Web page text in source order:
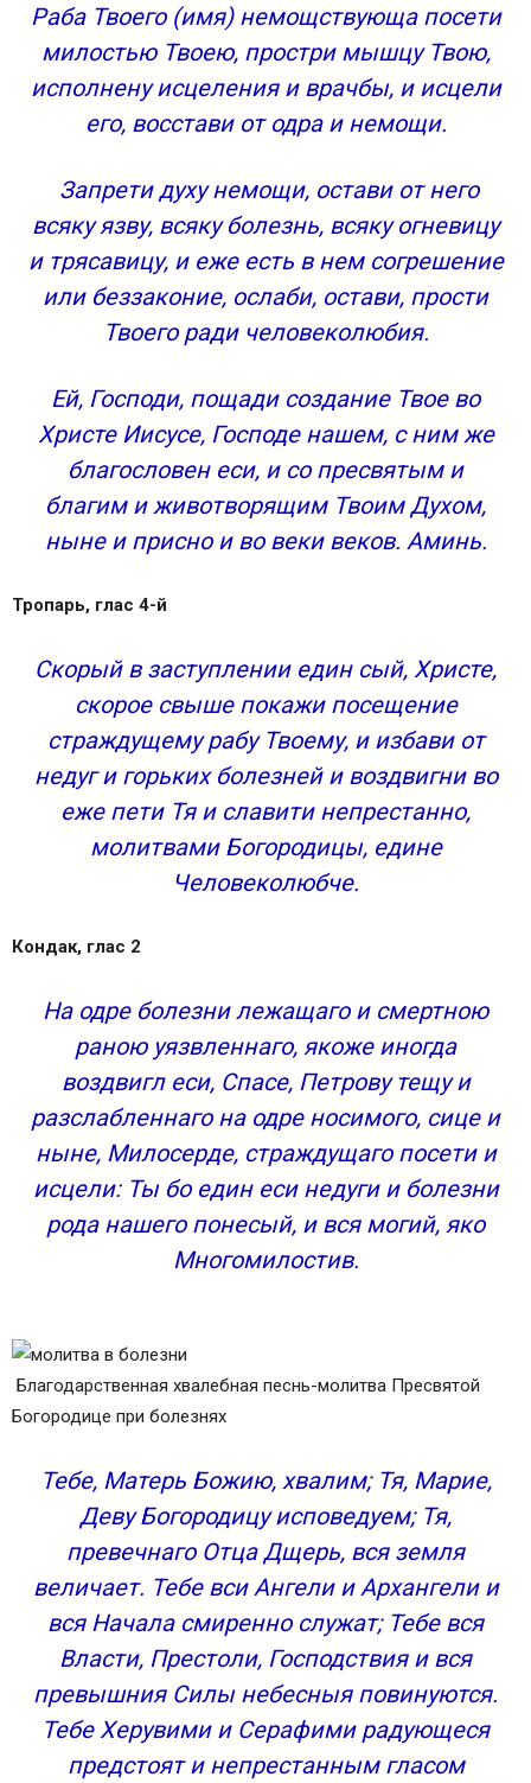
Раба Твоего (имя) немощствующа посети
милостью Твоею, простри мышцу Твою,
исполнену исцеления и врачбы, и исцели
его, восстави от одра и немощи.
Запрети духу немощи, остави от него
всяку язву, всяку болезнь, всяку огневицу
и трясавицу, и еже есть в нем согрешение
или беззаконие, ослаби, остави, прости
Твоего ради человеколюбия.
Ей, Господи, пощади создание Твое во
Христе Иисусе, Господе нашем, с ним же
благословен еси, и со пресвятым и
благим и животворящим Твоим Духом,
ныне и присно и во веки веков. Аминь.
Тропарь, глас 4-й
Скорый в заступлении един сый, Христе,
скорое свыше покажи посещение
страждущему рабу Твоему, и избави от
недуг и горьких болезней и воздвигни во
еже пети Тя и славити непрестанно,
молитвами Богородицы, едине
Человеколюбче.
Кондак, глас 2
На одре болезни лежащаго и смертною
раною уязвленнаго, якоже иногда
воздвигл еси, Спасе, Петрову тещу и
разслабленнаго на одре носимого, сице и
ныне, Милосерде, страждущаго посети и
исцели: Ты бо един еси недуги и болезни
рода нашего понесый, и вся могий, яко
Многомилостив.
Благодарственная хвалебная песнь-молитва Пресвятой
Богородице при болезнях
Тебе, Матерь Божию, хвалим; Тя, Марие,
Деву Богородицу исповедуем; Тя,
превечнаго Отца Дщерь, вся земля
величает. Тебе вси Ангели и Архангели и
вся Начала смиренно служат; Тебе вся
Власти, Престоли, Господствия и вся
превышния Силы небесныя повинуются.
Тебе Херувими и Серафими радующеся
предстоят и непрестанным гласом